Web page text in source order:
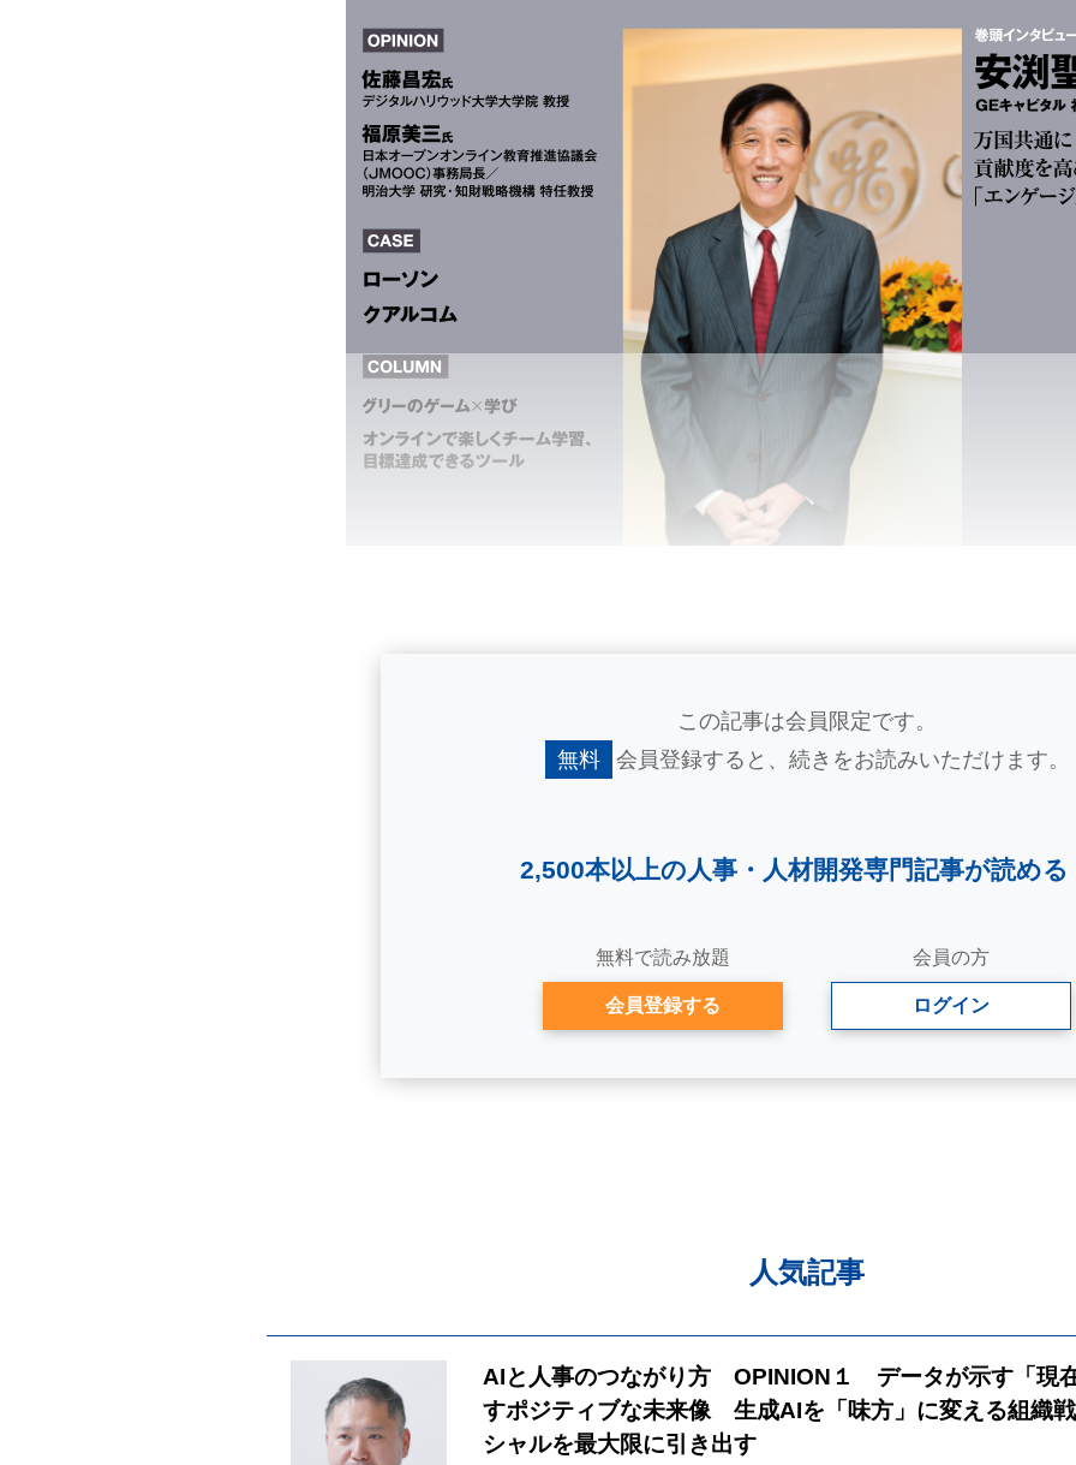
この記事は会員限定です。
無料
会員登録すると、 続きをお読みいただけます。
2,500本以上の人事・ 人材開発専門記事が読める
無料で読み放題
会員登録する
会員の方
ログイン
人気記事
AIと人事のつながり方 OPINION１ データが示す「現
すポジティブな未来像 生成AIを「味方」に変える組織
シャルを最大限に引き出す